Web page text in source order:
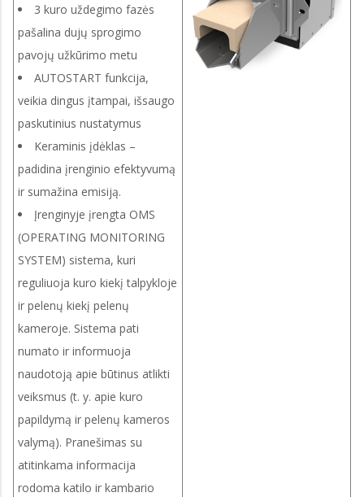
3 kuro uždegimo fazės
pašalina dujų sprogimo
pavojų užkūrimo metu
AUTOSTART funkcija,
veikia dingus įtampai, išsaugo
paskutinius nustatymus
Keraminis įdėklas –
padidina įrenginio efektyvumą
ir sumažina emisiją.
Įrenginyje įrengta OMS
(OPERATING MONITORING
SYSTEM) sistema, kuri
reguliuoja kuro kiekį talpykloje
ir pelenų kiekį pelenų
kameroje. Sistema pati
numato ir informuoja
naudotoją apie būtinus atlikti
veiksmus (t. y. apie kuro
papildymą ir pelenų kameros
valymą). Pranešimas su
atitinkama informacija
rodoma katilo ir kambario